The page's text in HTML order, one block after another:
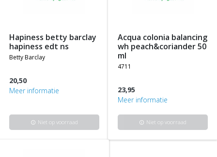
hapiness betty barclay
hapiness edt ns
betty barclay
20,50
Meer informatie
info Niet op voorraad
acqua colonia balancing
wh peach&coriander 50
ml
4711
23,95
Meer informatie
info Niet op voorraad